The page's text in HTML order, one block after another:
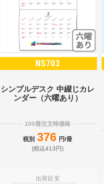
NS703
シンプルデスク 中綴じカレ
ンダー（六曜あり）
100冊注文時価格
税別 376 円/冊
(税込413円)
出荷目安